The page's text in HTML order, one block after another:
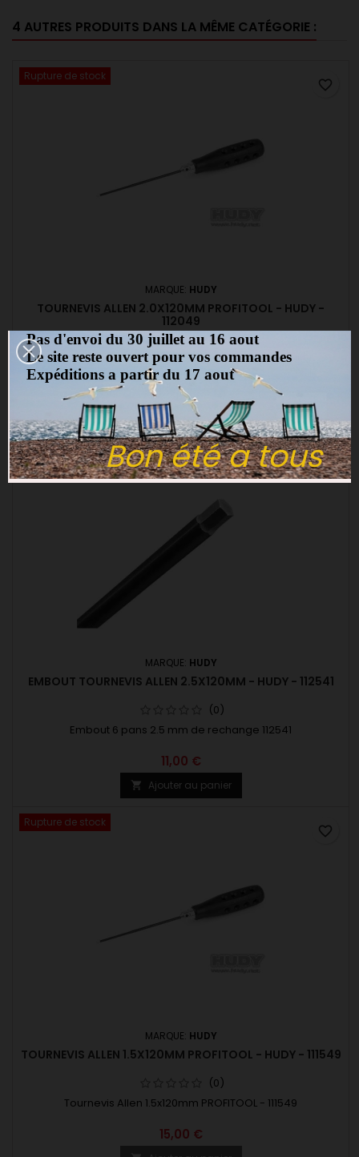
4 AUTRES PRODUITS DANS LA MÊME CATÉGORIE :
Rupture de stock
MARQUE: HUDY
TOURNEVIS ALLEN 2.0X120MM PROFITOOL - HUDY -
112049
(0)
Tournevis Allen 2.0x120mm PROFITOOL - 112049
15,00 €
 Ajouter au panier
favorite_border
MARQUE: HUDY
EMBOUT TOURNEVIS ALLEN 2.5X120MM - HUDY - 112541
(0)
Embout 6 pans 2.5 mm de rechange 112541
11,00 €
 Ajouter au panier
favorite_border
Rupture de stock
MARQUE: HUDY
TOURNEVIS ALLEN 1.5X120MM PROFITOOL - HUDY - 111549
(0)
Tournevis Allen 1.5x120mm PROFITOOL - 111549
15,00 €
favorite_border
Bon été a tous
Pas d'envoi du 30 juillet au 16 aout
Le site reste ouvert pour vos commandes
Expéditions a partir du 17 aout